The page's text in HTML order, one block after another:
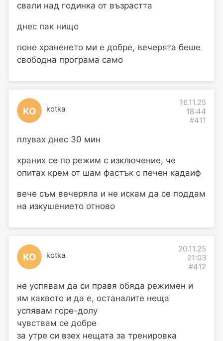
свали над годинка от възрастта
днес пак нищо
поне храненето ми е добре, вечерята беше
свободна програма само
KO kotka
16.11.25
18:44
#411
плувах днес 30 мин
храних се по режим с изключение, че
опитах крем от шам фастък с печен кадаиф
вече съм вечеряла и не искам да се поддам
на изкушението отново
KO kotka
20.11.25
21:03
#412
не успявам да си правя обяда режимен и
ям каквото и да е, останалите неща
успявам горе-долу
чувствам се добре
за утре си взех нещата за тренировка